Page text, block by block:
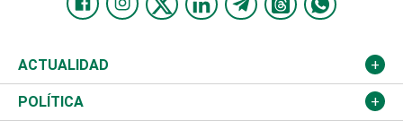
ACTUALIDAD
Nacional
POLÍTICA